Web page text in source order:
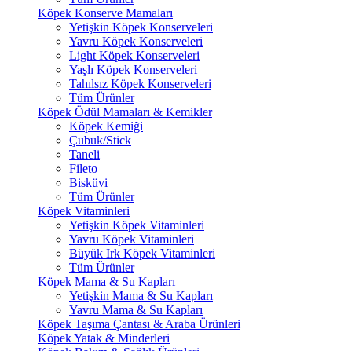
Köpek Konserve Mamaları
Yetişkin Köpek Konserveleri
Yavru Köpek Konserveleri
Light Köpek Konserveleri
Yaşlı Köpek Konserveleri
Tahılsız Köpek Konserveleri
Tüm Ürünler
Köpek Ödül Mamaları & Kemikler
Köpek Kemiği
Çubuk/Stick
Taneli
Fileto
Bisküvi
Tüm Ürünler
Köpek Vitaminleri
Yetişkin Köpek Vitaminleri
Yavru Köpek Vitaminleri
Büyük Irk Köpek Vitaminleri
Tüm Ürünler
Köpek Mama & Su Kapları
Yetişkin Mama & Su Kapları
Yavru Mama & Su Kapları
Köpek Taşıma Çantası & Araba Ürünleri
Köpek Yatak & Minderleri